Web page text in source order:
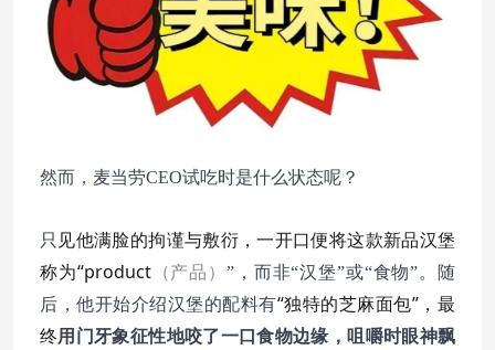
然而，麦当劳CEO试吃时是什么状态呢？
只 见他满脸的拘谨与敷衍，一开口便将这款新品汉堡
称为“product（产品）”，而非“汉堡”或“食物”。随
后，他开始介绍汉堡的配料有“独特的芝麻面包”，最
终用门牙象征性地咬了一口食物边缘，咀嚼时眼神飘